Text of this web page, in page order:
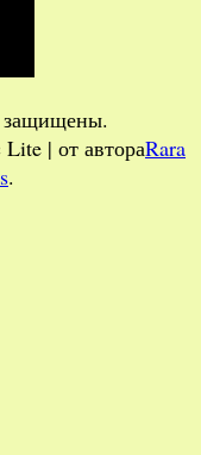
защищены.
| от автораRara
.